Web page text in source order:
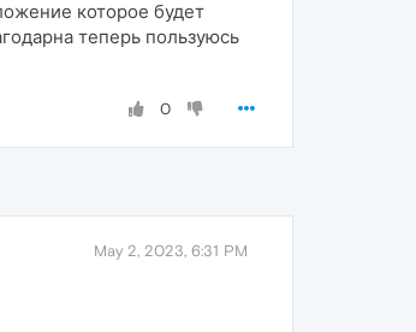
которое будет
теперь пользуюсь
0
May 2, 2023, 6:31 PM